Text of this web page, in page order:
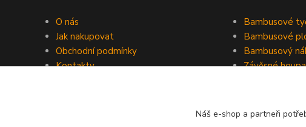
O nás
Jak nakupovat
Obchodní podmínky
Kontakty
Bambusové
Bambusové
Bambusový
Závěsné
Náš e-shop a partneři